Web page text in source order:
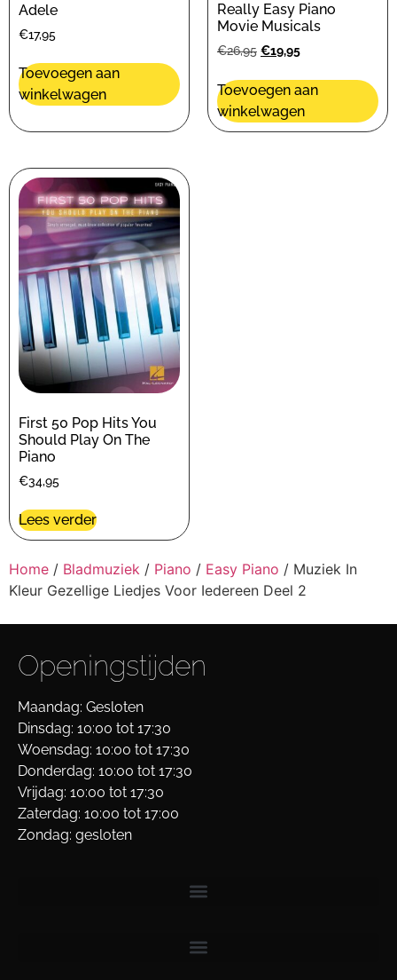
Adele
€17,95
Toevoegen aan
winkelwagen
Really Easy Piano
Movie Musicals
€26,95 €19,95
Toevoegen aan
winkelwagen
First 50 Pop Hits You
Should Play On The
Piano
€34,95
Lees verder
Home / Bladmuziek / Piano / Easy Piano / Muziek In
Kleur Gezellige Liedjes Voor Iedereen Deel 2
Openingstijden
Maandag: Gesloten
Dinsdag: 10:00 tot 17:30
Woensdag: 10:00 tot 17:30
Donderdag: 10:00 tot 17:30
Vrijdag: 10:00 tot 17:30
Zaterdag: 10:00 tot 17:00
Zondag: gesloten